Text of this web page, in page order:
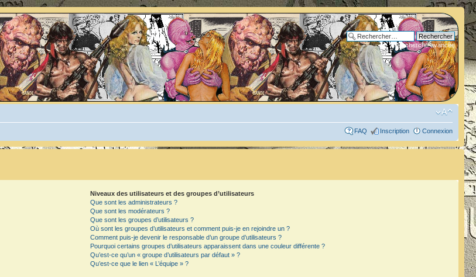
Recherche avancée
FAQ Inscription Connexion
Niveaux des utilisateurs et des groupes d’utilisateurs
Que sont les administrateurs ?
Que sont les modérateurs ?
Que sont les groupes d’utilisateurs ?
Où sont les groupes d’utilisateurs et comment puis-je en rejoindre un ?
Comment puis-je devenir le responsable d’un groupe d’utilisateurs ?
Pourquoi certains groupes d’utilisateurs apparaissent dans une couleur différente ?
Qu’est-ce qu’un « groupe d’utilisateurs par défaut » ?
Qu’est-ce que le lien « L’équipe » ?